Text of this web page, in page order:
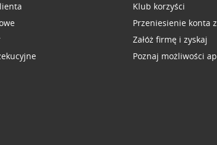
Klub korzyści
Przeniesienie konta
Załóż firmę i zyskaj
Poznaj możliwości